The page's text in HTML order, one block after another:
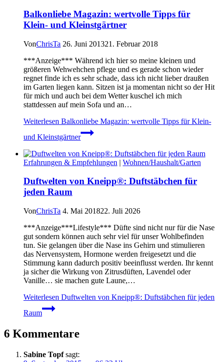
Balkonliebe Magazin: wertvolle Tipps für
Klein- und Kleinstgärtner
VonChrisTa 26. Juni 201321. Februar 2018
***Anzeige*** Während ich hier so meine kleinen und
größeren Wehwehchen pflege und es gerade schon wieder
regnet finde ich es sehr schade, dass ich nicht lieber draußen
im Garten liegen kann. Sitzen ist ja momentan nicht so der Hit
für mich und auch bei dem Wetter kuschel ich mich
stattdessen auf mein Sofa und an…
Weiterlesen Balkonliebe Magazin: wertvolle Tipps für Klein-
und Kleinstgärtner
Erfahrungen & Empfehlungen | Wohnen/Haushalt/Garten
Duftwelten von Kneipp®: Duftstäbchen für
jeden Raum
VonChrisTa 4. Mai 201822. Juli 2026
***Anzeige***Lifestyle*** Düfte sind nicht nur für die Nase
gut sondern können auch sehr viel für unser Wohlbefinden
tun. Sie gelangen über die Nase ins Gehirn und stimulieren
das Nervensystem, Hormone werden freigesetzt und die
Stimmung kann dadurch positiv beeinflusst werden. Ihr kennt
ja sicher die Wirkung von Zitrusdüften, Lavendel oder
Vanille… sie machen gute Laune,…
Weiterlesen Duftwelten von Kneipp®: Duftstäbchen für jeden
Raum
6 Kommentare
Sabine Topf sagt: